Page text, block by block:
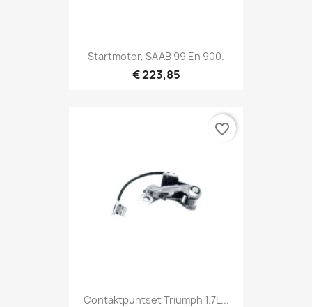
Startmotor, SAAB 99 En 900.
€ 223,85
Contaktpuntset Triumph 1.7L...
favorite_border